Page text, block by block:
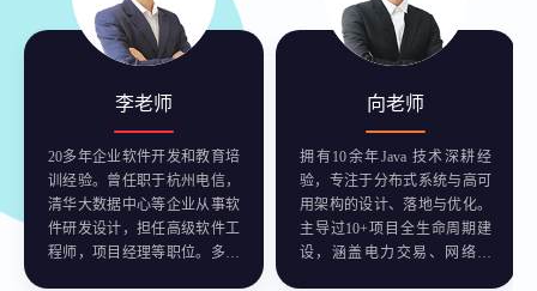
李老师
20多年企业软件开发和教育培
训经验。曾任职于杭州电信，
清华大数据中心等企业从事软
件研发设计，担任高级软件工
程师，项目经理等职位。多年
向老师
拥有10余年Java 技术深耕经
验，专注于分布式系统与高可
用架构的设计、落地与优化。
主导过10+项目全生命周期建
设，涵盖电力交易、网络安